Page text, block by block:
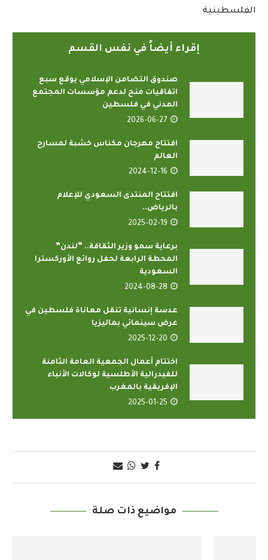
الفلسطينية
إقراء أيضاً في نفس القسم
صندوق التضامن الإسلامي يوقع سبع
اتفاقيات منح لدعم مؤسسات المجتمع
المدني في فلسطين
2026-06-27
افتتاح مهرجان مكناس خشبة لمسارح
العالم
2024-12-16
افتتاح المنتدى السعودي للإعلام
بالرياض..
2025-02-19
برعاية سمو وزير الثقافة.. “لندن”
المحطة الرابعة لحفل روائع الأوركسترا
السعودية
2024-08-28
عدسة إنسانية تنقل معاناة فلسطين في
عرض سينمائي بماليزيا
2025-12-20
اختتام أعمال الجمعية العامة الثامنة
للفيدرالية الأطلسية لوكالات الأنباء
الإفريقية بالمغرب
2025-01-25
مواضيع ذات صلة